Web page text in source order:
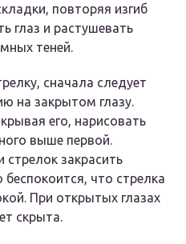
повторяя изгиб
глаз и растушевать
теней.
сначала следует
на закрытом глазу.
его, нарисовать
выше первой.
стрелок закрасить
что стрелка
При открытых глазах
скрыта.